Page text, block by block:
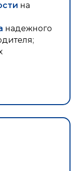
на
надежного